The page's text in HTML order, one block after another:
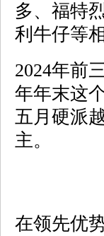
多、福特
利牛仔等
2024年前
年年末这
五月硬派
主。
在领先优